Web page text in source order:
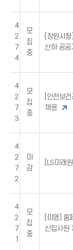
4
2
7
4
모
집
중
[창원시
산하 공공
4
2
7
3
모
집
중
[안전보
채용
4
2
7
2
마
감
[LS미래
4
2
7
1
모
집
중
[미영] 홈
신입사원